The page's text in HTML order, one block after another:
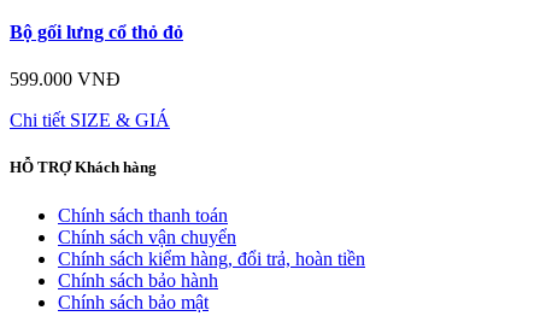
Bộ gối lưng cổ thỏ đỏ
599.000 VNĐ
Chi tiết SIZE & GIÁ
HỖ TRỢKhách hàng
Chính sách thanh toán
Chính sách vận chuyển
Chính sách kiểm hàng, đổi trả, hoàn tiền
Chính sách bảo hành
Chính sách bảo mật